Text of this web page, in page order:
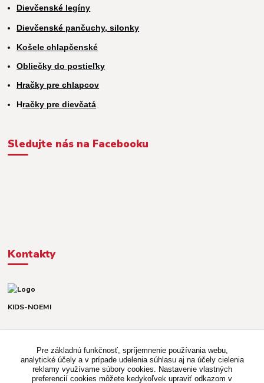
Dievčenské legíny
Dievčenské pančuchy, silonky
Košele chlapčenské
Obliečky do postieľky
Hračky pre chlapcov
Hračky pre dievčatá
Sledujte nás na Facebooku
Kontakty
KIDS-NOEMI
(Po-Pia, 8-16 hod.)
kidsnoemi.shop@gmail.com
Pre základnú funkčnosť, spríjemnenie používania webu,
analytické účely a v prípade udelenia súhlasu aj na účely cielenia
reklamy využívame súbory cookies. Nastavenie vlastných
preferencií cookies môžete kedykoľvek upraviť odkazom v